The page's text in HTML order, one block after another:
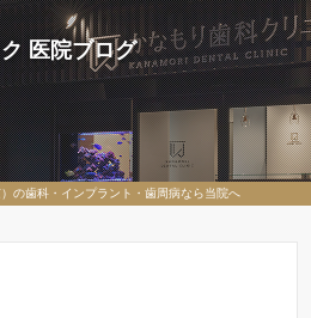
医院ブログ
の歯科・インプラント・歯周病なら当院へ